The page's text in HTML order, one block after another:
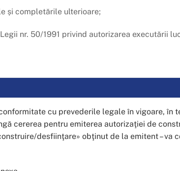
și completările ulterioare;
nr. 50/1991 privind autorizarea executării
cu prevederile legale în vigoare, în
cererea pentru emiterea autorizaţiei de
desfiinţare» obţinut de la emitent – va